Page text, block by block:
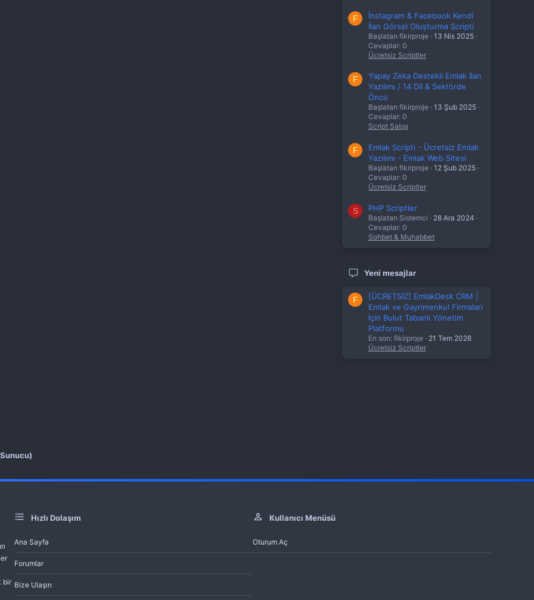
F
İnstagram & Facebook Kendi
İlan Görsel Oluşturma Scripti
Başlatan fikirproje 13 Nis 2025
Cevaplar: 0
Ücretsiz Scriptler
F
Yapay Zeka Destekli Emlak İlan
Yazılımı / 14 Dil & Sektörde
Öncü
Başlatan fikirproje 13 Şub 2025
Cevaplar: 0
Script Satışı
F
Emlak Scripti - Ücretsiz Emlak
Yazılımı - Emlak Web Sitesi
Başlatan fikirproje 12 Şub 2025
Cevaplar: 0
Ücretsiz Scriptler
S PHP Scriptler
Başlatan Sistemci
28 Ara 2024
Cevaplar: 0
Sohbet & Muhabbet
Yeni mesajlar
F
[ÜCRETSİZ] EmlakDesk CRM |
Emlak ve Gayrimenkul Firmaları
İçin Bulut Tabanlı Yönetim
Platformu
En son: fikirproje
21 Tem 2026
Ücretsiz Scriptler
bir
Hızlı Dolaşım
Ana Sayfa
Forumlar
Bize Ulaşın
Kullanıcı Menüsü
Oturum Aç